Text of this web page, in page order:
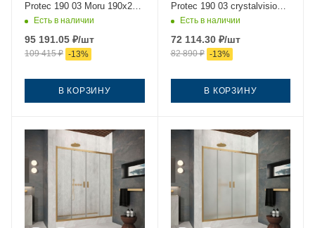
Protec 190 03 Moru 190х200
стекло рифленое профиль
Есть в наличии
95 191.05 ₽/шт
109 415₽ -13%
В КОРЗИНУ
Protec 190 03 crystalvision
190х200 стекло прозрачное
Есть в наличии
72 114.30₽/шт
82 890₽ -13%
В КОРЗИНУ